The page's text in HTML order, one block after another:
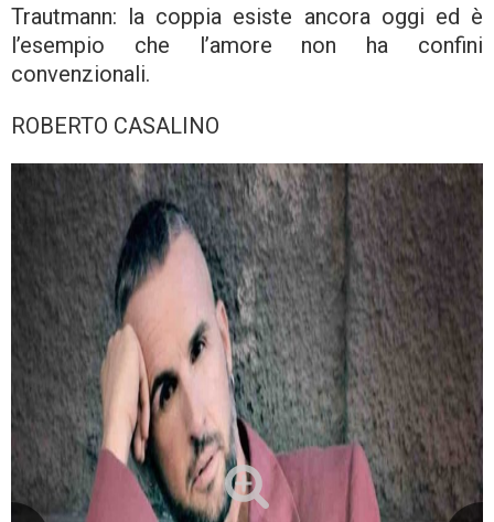
Trautmann: la coppia esiste ancora oggi ed è
l’esempio che l’amore non ha confini
convenzionali.
ROBERTO CASALINO